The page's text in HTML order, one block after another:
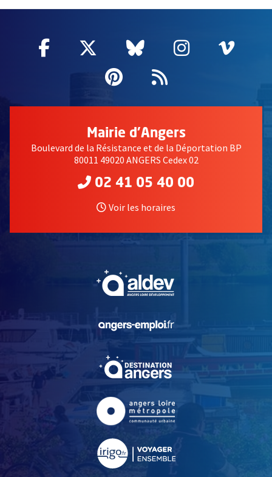
Facebook
, Ouvre une nouvelle fenêtre
Twitter
, Ouvre une nouvelle
Bluesky
, Ouvre une
Instagram
, Ouvre
,
Pinterest
, Ouvre une
Flux RSS
Mairie d'Angers
Boulevard de la Résistance et de la Déportation BP
80011 49020 ANGERS Cedex 02
02 41 05 40 00
Voir les horaires
, Ouvre une nouvelle
, Ouvre une nouvelle